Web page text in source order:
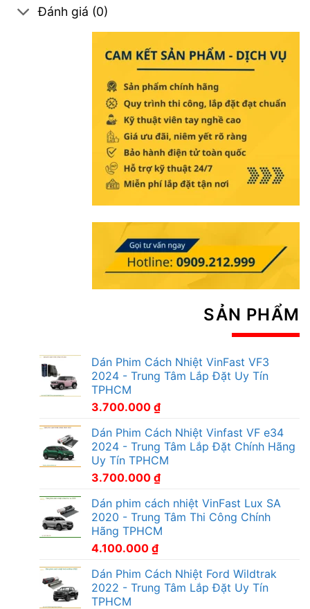
Đánh giá (0)
SẢN PHẨM
Dán Phim Cách Nhiệt VinFast VF3
2024 - Trung Tâm Lắp Đặt Uy Tín
TPHCM
3.700.000 ₫
Dán Phim Cách Nhiệt Vinfast VF e34
2024 - Trung Tâm Lắp Đặt Chính Hãng
Uy Tín TPHCM
3.700.000 ₫
Dán phim cách nhiệt VinFast Lux SA
2020 - Trung Tâm Thi Công Chính
Hãng TPHCM
4.100.000 ₫
Dán Phim Cách Nhiệt Ford Wildtrak
2022 - Trung Tâm Lắp Đặt Uy Tín
TPHCM